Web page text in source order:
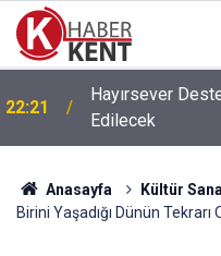
22:21
Hayırsever
Edilecek
Anasayfa Kültür
Birini Yaşadığı Dünün Tekrarı